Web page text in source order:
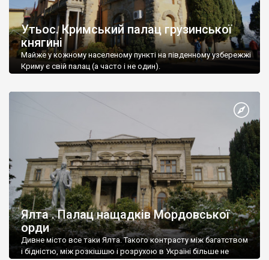
Утьос. Кримський палац грузинської
княгині
Майже у кожному населеному пункті на південному узбережжі
Криму є свій палац (а часто і не один).
Ялта . Палац нащадків Мордовської
орди
Дивне місто все таки Ялта. Такого контрасту між багатством
і бідністю, між розкішшю і розрухою в Україні більше не